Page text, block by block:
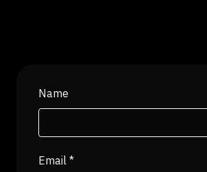
Name
Email*